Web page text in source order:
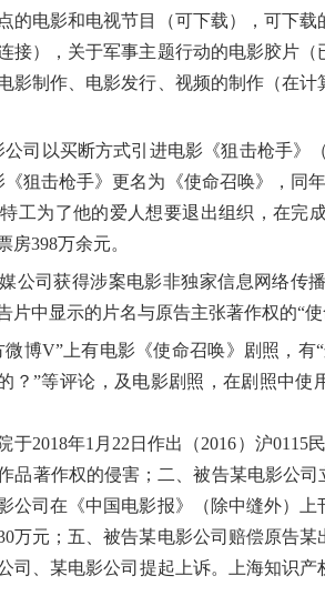
的电影和电视节目（可下载），可下
接），关于军事主题行动的电影胶片
影制作、电影发行、视频的制作（在
公司以买断方式引进电影《狙击枪手》
《狙击枪手》更名为《使命召唤》，同
工为了他的爱人想要退出组织，在完
房398万余元。
公司获得涉案电影非独家信息网络传
片中显示的片名与原告主张著作权的“使
博V”上有电影《使命召唤》剧照，有
”等评论，及电影剧照，在剧照中使
于2018年1月22日作出（2016）沪0115
品著作权的侵害；二、被告某电影公
公司在《中国电影报》（除中缝外）
万元；五、被告某电影公司赔偿原告
司、某电影公司提起上诉。上海知识产